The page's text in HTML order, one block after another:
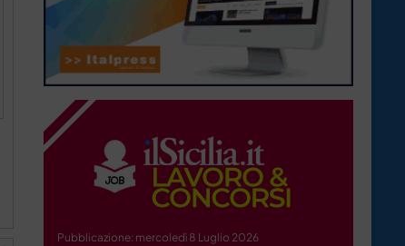
Pubblicazione: mercoledì 8 Luglio 2026